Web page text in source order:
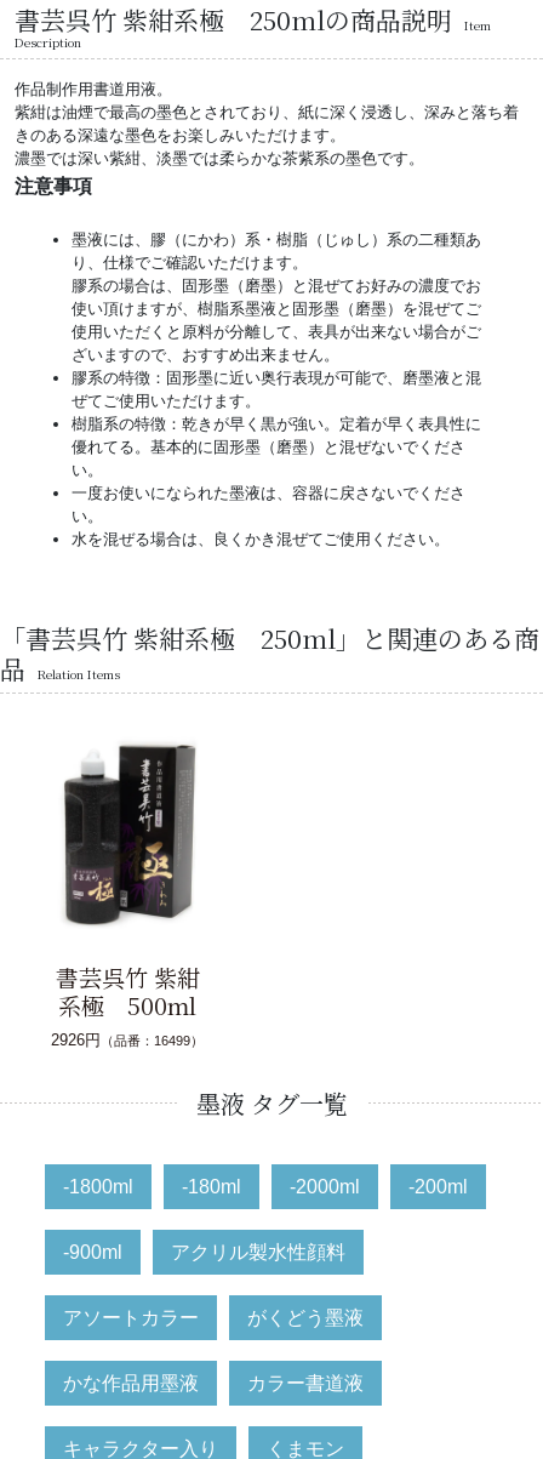
書芸呉竹 紫紺系極 250mlの商品説明
Item
Description
作品制作用書道用液。
紫紺は油煙で最高の墨色とされており、紙に深く浸透し、深みと落ち着
きのある深遠な墨色をお楽しみいただけます。
濃墨では深い紫紺、淡墨では柔らかな茶紫系の墨色です。
注意事項
墨液には、膠（にかわ）系・樹脂（じゅし）系の二種類あ
り、仕様でご確認いただけます。
膠系の場合は、固形墨（磨墨）と混ぜてお好みの濃度でお
使い頂けますが、樹脂系墨液と固形墨（磨墨）を混ぜてご
使用いただくと原料が分離して、表具が出来ない場合がご
ざいますので、おすすめ出来ません。
膠系の特徴：固形墨に近い奥行表現が可能で、磨墨液と混
ぜてご使用いただけます。
樹脂系の特徴：乾きが早く黒が強い。定着が早く表具性に
優れてる。基本的に固形墨（磨墨）と混ぜないでくださ
い。
一度お使いになられた墨液は、容器に戻さないでくださ
い。
水を混ぜる場合は、良くかき混ぜてご使用ください。
「書芸呉竹 紫紺系極 250ml」と関連のある商
品
Relation Items
書芸呉竹 紫紺
系極 500ml
2926円 （品番：16499）
墨液 タグ一覧
-1800ml -180ml -2000ml -200ml
-900ml アクリル製水性顔料
アソートカラー がくどう墨液
かな作品用墨液 カラー書道液
キャラクター入り くまモン